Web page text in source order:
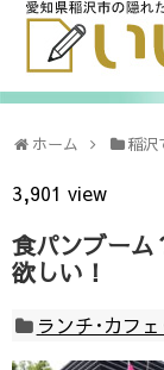
ホーム 稲沢
3,901 view
食パンブーム
欲しい！
ランチ･カフ